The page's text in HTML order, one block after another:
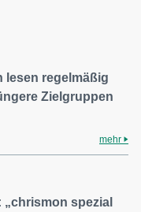
lesen regelmäßig
Zielgruppen
mehr
„chrismon spezial